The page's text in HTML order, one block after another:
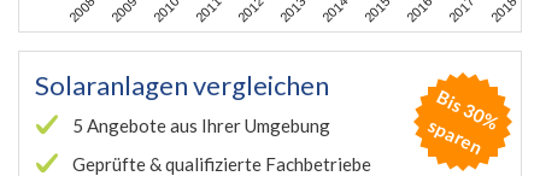
2008 2009 2010 2011 2012 2013 2014 2015 2016 2017 2018
Solaranlagen vergleichen
5 Angebote aus Ihrer Umgebung
Geprüfte & qualifizierte Fachbetriebe
B
is
3
0
%
s
p
a
r
e
n